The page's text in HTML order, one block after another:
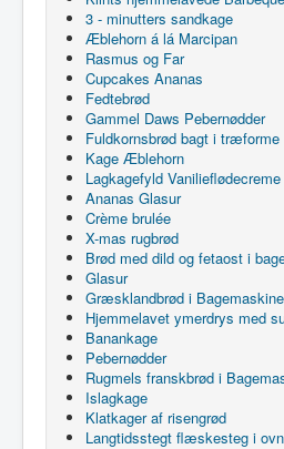
3 - minutters sandkage
Æblehorn á lá Marcipan
Rasmus og Far
Cupcakes Ananas
Fedtebrød
Gammel Daws Pebernødder
Fuldkornsbrød bagt i træforme
Kage Æblehorn
Lagkagefyld Vanilieflødecreme
Ananas Glasur
Crème brulée
X-mas rugbrød
Brød med dild og fetaost i
Glasur
Græsklandbrød i
Hjemmelavet ymerdrys med
Banankage
Pebernødder
Rugmels franskbrød i
Islagkage
Klatkager af risengrød
Langtidsstegt flæskesteg i ovn